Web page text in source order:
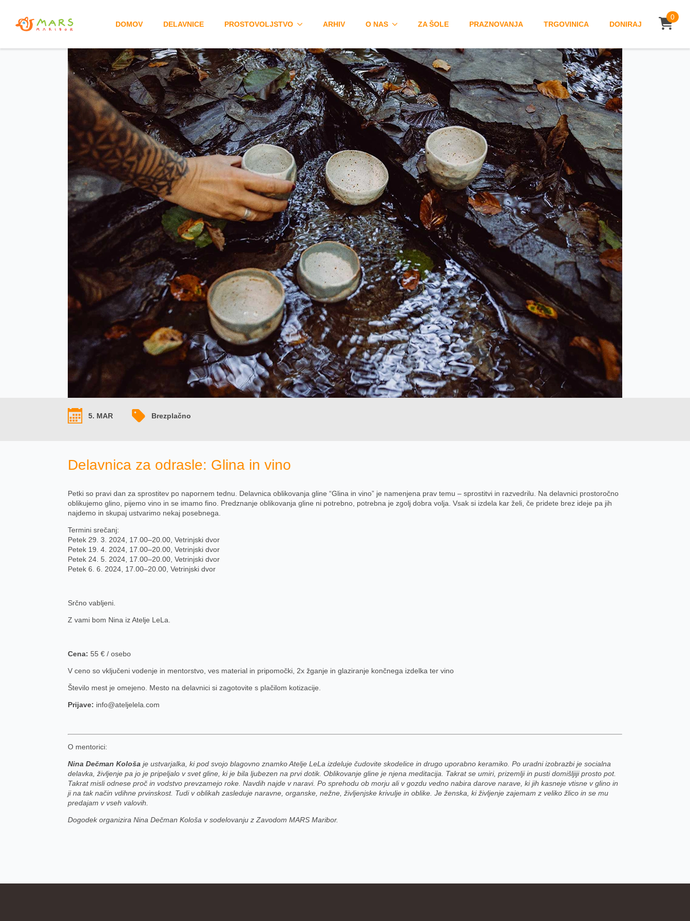
DOMOV DELAVNICE PROSTOVOLJSTVO ARHIV O NAS ZA ŠOLE PRAZNOVANJA TRGOVINICA DONIRAJ
0
5. MAR Brezplačno
Delavnica za odrasle: Glina in vino
Petki so pravi dan za sprostitev po napornem tednu. Delavnica oblikovanja gline “Glina in vino” je namenjena prav temu – sprostitvi in razvedrilu. Na delavnici prostoročno
oblikujemo glino, pijemo vino in se imamo fino. Predznanje oblikovanja gline ni potrebno, potrebna je zgolj dobra volja. Vsak si izdela kar želi, če pridete brez ideje pa jih
najdemo in skupaj ustvarimo nekaj posebnega.
Termini srečanj:
Petek 29. 3. 2024, 17.00–20.00, Vetrinjski dvor
Petek 19. 4. 2024, 17.00–20.00, Vetrinjski dvor
Petek 24. 5. 2024, 17.00–20.00, Vetrinjski dvor
Petek 6. 6. 2024, 17.00–20.00, Vetrinjski dvor
Srčno vabljeni.
Z vami bom Nina iz Atelje LeLa.
Cena: 55 € / osebo
V ceno so vključeni vodenje in mentorstvo, ves material in pripomočki, 2x žganje in glaziranje končnega izdelka ter vino
Število mest je omejeno. Mesto na delavnici si zagotovite s plačilom kotizacije.
Prijave: info@ateljelela.com
O mentorici:
Nina Dečman Kološa je ustvarjalka, ki pod svojo blagovno znamko Atelje LeLa izdeluje čudovite skodelice in drugo uporabno keramiko. Po uradni izobrazbi je socialna
delavka, življenje pa jo je pripeljalo v svet gline, ki je bila ljubezen na prvi dotik. Oblikovanje gline je njena meditacija. Takrat se umiri, prizemlji in pusti domišljiji prosto pot.
Takrat misli odnese proč in vodstvo prevzamejo roke. Navdih najde v naravi. Po sprehodu ob morju ali v gozdu vedno nabira darove narave, ki jih kasneje vtisne v glino in
ji na tak način vdihne prvinskost. Tudi v oblikah zasleduje naravne, organske, nežne, življenjske krivulje in oblike. Je ženska, ki življenje zajemam z veliko žlico in se mu
predajam v vseh valovih.
Dogodek organizira Nina Dečman Kološa v sodelovanju z Zavodom MARS Maribor.